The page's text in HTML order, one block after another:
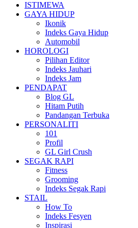
ISTIMEWA
GAYA HIDUP
Ikonik
Indeks Gaya Hidup
Automobil
HOROLOGI
Pilihan Editor
Indeks Jauhari
Indeks Jam
PENDAPAT
Blog GL
Hitam Putih
Pandangan Terbuka
PERSONALITI
101
Profil
GL Girl Crush
SEGAK RAPI
Fitness
Grooming
Indeks Segak Rapi
STAIL
How To
Indeks Fesyen
Inspirasi